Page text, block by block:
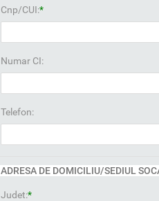
Cnp/CUI:*
Numar CI:
Telefon:
ADRESA DE DOMICILIU/SEDIUL
Judet:*